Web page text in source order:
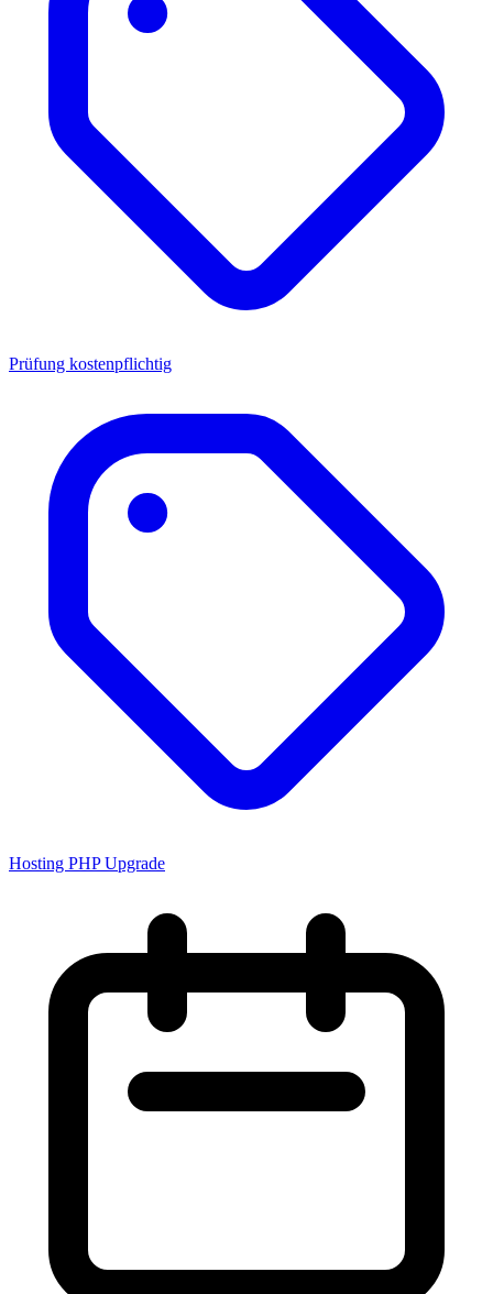
Prüfung kostenpflichtig
Hosting PHP Upgrade